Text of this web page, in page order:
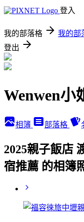
登入
我的部落格 我的部
登出
Wenwen小
相簿 部落格
2025親子飯店
宿推薦 的相簿